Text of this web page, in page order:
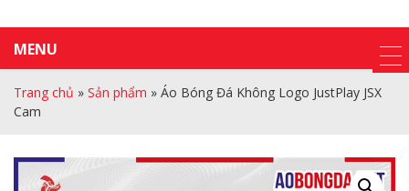
MENU
Trang chủ » Sản phẩm » Áo Bóng Đá Không Logo JustPlay JSX
Cam